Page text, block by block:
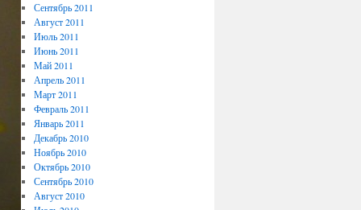
Сентябрь 2011
Август 2011
Июль 2011
Июнь 2011
Май 2011
Апрель 2011
Март 2011
Февраль 2011
Январь 2011
Декабрь 2010
Ноябрь 2010
Октябрь 2010
Сентябрь 2010
Август 2010